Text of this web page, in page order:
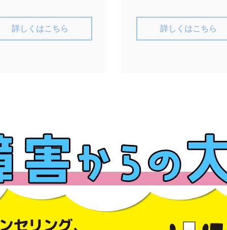
詳しくはこちら 詳しくはこちら